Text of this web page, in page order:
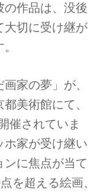
の作品は、没後
大切に受け継が
家の夢」が、
美術館にて、
催されていま
ホ家が受け継い
ンに焦点が当て
を超える絵画、